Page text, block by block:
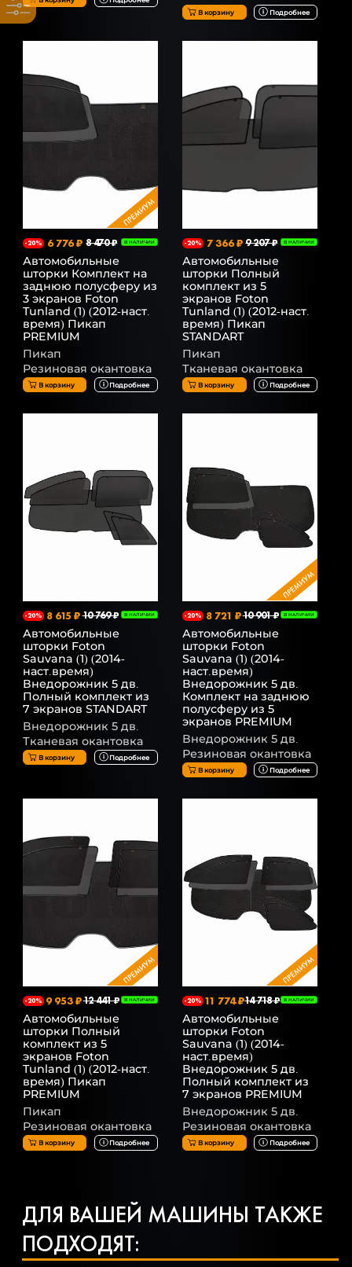
В корзину Подробнее
-20% 6 776 ₽ 8 470 ₽ В НАЛИЧИИ
Автомобильные
шторки Комплект на
заднюю полусферу из
3 экранов Foton
Tunland (1) (2012-наст.
время) Пикап
PREMIUM
Пикап
Резиновая окантовка
В корзину Подробнее
-20% 7 366 ₽ 9 207 ₽ В НАЛИЧИИ
Автомобильные
шторки Полный
комплект из 5
экранов Foton
Tunland (1) (2012-наст.
время) Пикап
STANDART
Пикап
Тканевая окантовка
В корзину Подробнее
-20% 8 615 ₽10 769 ₽ В НАЛИЧИИ
Автомобильные
шторки Foton
Sauvana (1) (2014-
наст.время)
Внедорожник 5 дв.
Полный комплект из
7 экранов STANDART
Внедорожник 5 дв.
Тканевая окантовка
В корзину Подробнее
-20% 8 721 ₽10 901 ₽ В НАЛИЧИИ
Автомобильные
шторки Foton
Sauvana (1) (2014-
наст.время)
Внедорожник 5 дв.
Комплект на заднюю
полусферу из 5
экранов PREMIUM
Внедорожник 5 дв.
Резиновая окантовка
В корзину Подробнее
-20% 9 953 ₽12 441 ₽ В НАЛИЧИИ
Автомобильные
шторки Полный
комплект из 5
экранов Foton
Tunland (1) (2012-наст.
время) Пикап
PREMIUM
Пикап
Резиновая окантовка
В корзину Подробнее
-20% 11 774 ₽14 718 ₽ В НАЛИЧИИ
Автомобильные
шторки Foton
Sauvana (1) (2014-
наст.время)
Внедорожник 5 дв.
Полный комплект из
7 экранов PREMIUM
Внедорожник 5 дв.
Резиновая окантовка
В корзину Подробнее
ДЛЯ ВАШЕЙ МАШИНЫ ТАКЖЕ
ПОДХОДЯТ: